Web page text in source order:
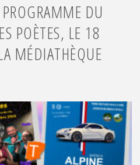
DU
POÈTES, LE 18
MÉDIATHÈQUE